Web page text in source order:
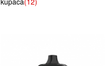
Mješavina